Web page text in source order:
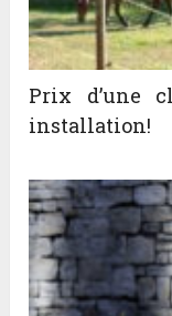
Prix d’une
installation!